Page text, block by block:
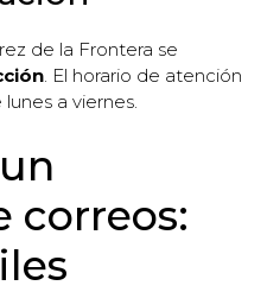
de la Frontera se
. El horario de atención
lunes a viernes.
correos: